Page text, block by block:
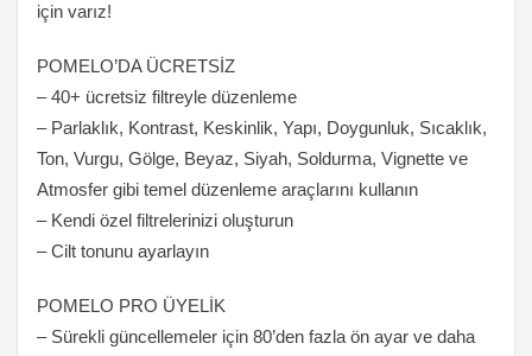
için varız!
POMELO’DA ÜCRETSİZ
– 40+ ücretsiz filtreyle düzenleme
– Parlaklık, Kontrast, Keskinlik, Yapı, Doygunluk, Sıcaklık,
Ton, Vurgu, Gölge, Beyaz, Siyah, Soldurma, Vignette ve
Atmosfer gibi temel düzenleme araçlarını kullanın
– Kendi özel filtrelerinizi oluşturun
– Cilt tonunu ayarlayın
POMELO PRO ÜYELİK
– Sürekli güncellemeler için 80’den fazla ön ayar ve daha